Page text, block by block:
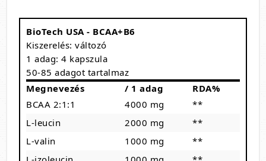
BioTech USA - BCAA+B6
Kiszerelés: változó
1 adag: 4 kapszula
50-85 adagot tartalmaz
Megnevezés
/ 1 adag
RDA%
BCAA 2:1:1
4000 mg
**
L-leucin
2000 mg
**
L-valin
1000 mg
**